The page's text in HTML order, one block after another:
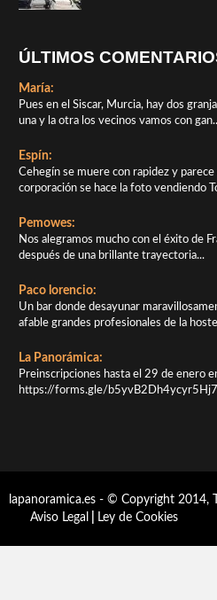
ÚLTIMOS
María:
Pues en el Siscar, Murcia, hay dos
una y la otra los vecinos vamos con
Espín:
Cehegín se muere con rapidez y parece
corporación se hace la foto vendiendo
Pemowes:
Nos alegramos mucho con el éxito de
después de una brillante trayectoria...
Paco lorencio:
Un bar donde desayunar
afable grandes profesionales de la
La Panorámica:
Preinscripciones hasta el 29 de enero
https://forms.gle/
lapanoramica.es - © Copyright 2014,
Aviso Legal
Ley de Cookies